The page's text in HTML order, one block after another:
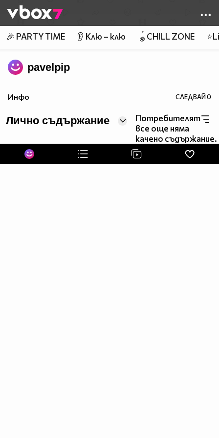
👾
🎉 PARTY TIME 👂 Клю – клю 🪀CHILL ZONE
pavelpip
Инфо СЛЕДВАЙ0
Лично съдържание
Потребителят
все още няма
качено съдържание.